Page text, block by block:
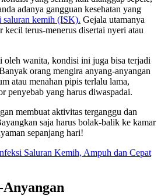
adanya gangguan kesehatan yang
saluran kemih (ISK). Gejala utamanya
kecil terus-menerus disertai nyeri atau
wanita, kondisi ini juga bisa terjadi
orang mengira anyang-anyangan
atau menahan pipis terlalu lama,
penyebab yang harus diwaspadai.
membuat aktivitas terganggu dan
saja harus bolak-balik ke kamar
sepanjang hari!
Saluran Kemih, Ampuh dan Cepat